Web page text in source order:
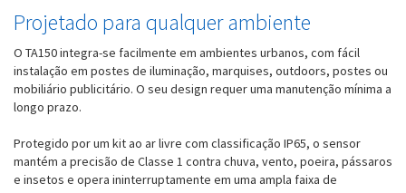
Projetado para qualquer ambiente
O TA150 integra-se facilmente em ambientes urbanos, com fácil
instalação em postes de iluminação, marquises, outdoors, postes ou
mobiliário publicitário. O seu design requer uma manutenção mínima a
longo prazo.
Protegido por um kit ao ar livre com classificação IP65, o sensor
mantém a precisão de Classe 1 contra chuva, vento, poeira, pássaros
e insetos e opera ininterruptamente em uma ampla faixa de